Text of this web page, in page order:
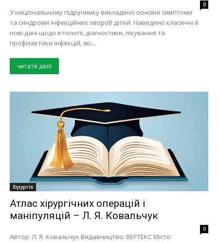
0
У національному підручнику викладено основні симптоми
та синдроми інфекційних хвороб дітей. Наведено класичні й
нові дані щодо етіології, діагностики, лікування та
профілактики інфекцій, які...
читати далі
Хірургія
Атлас хірургічних операцій і
маніпуляцій – Л. Я. Ковальчук
0
Автор: Л. Я. Ковальчук Видавництво: ВЕРТЕКС Місто: